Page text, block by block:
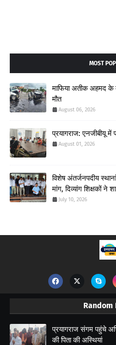
MOST
माफिया अतीक अहमद के
मौत
August 06, 2026
प्रयागराज: एनजीबीयू में
August 01, 2026
विशेष अंतर्जनपदीय
मांग, दिव्यांग शिक्षकों ने
July 10, 2026
Random
प्रयागराज संगम पहुंचे
की पिता की अस्थियां